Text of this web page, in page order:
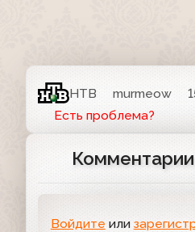
НТВ murmeow
Есть проблема?
Комментарии
Войдите или